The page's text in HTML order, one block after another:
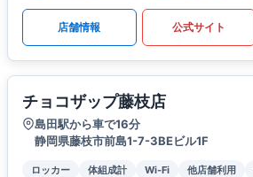
店舗情報 公式サイト
チョコザップ藤枝店
島田駅から車で16分
静岡県藤枝市前島1-7-3BEビル1F
ロッカー 体組成計 Wi-Fi 他店舗利用